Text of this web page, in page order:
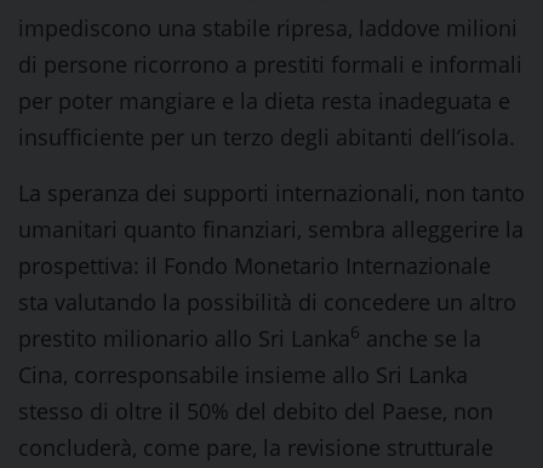
impediscono una stabile ripresa, laddove milioni
di persone ricorrono a prestiti formali e informali
per poter mangiare e la dieta resta inadeguata e
insufficiente per un terzo degli abitanti dell’isola.
La speranza dei supporti internazionali, non tanto
umanitari quanto finanziari, sembra alleggerire la
prospettiva: il Fondo Monetario Internazionale
sta valutando la possibilità di concedere un altro
prestito milionario allo Sri Lanka6 anche se la
Cina, corresponsabile insieme allo Sri Lanka
stesso di oltre il 50% del debito del Paese, non
concluderà, come pare, la revisione strutturale